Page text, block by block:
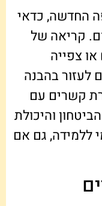
החדשה, כדאי
קריאה של
צפייה
לעזור בהבנה
קשרים עם
והיכולת
ללמידה, גם אם